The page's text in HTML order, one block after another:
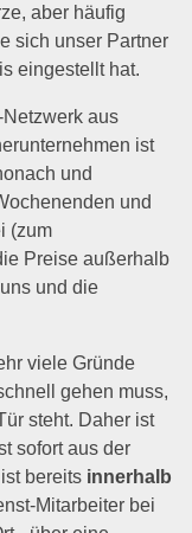
aber häufig
sich unser Partner
eingestellt hat.
aus
ist
und
und
(zum
Preise außerhalb
und die
viele Gründe
gehen muss,
steht. Daher ist
sofort aus der
bereits innerhalb
Mitarbeiter bei